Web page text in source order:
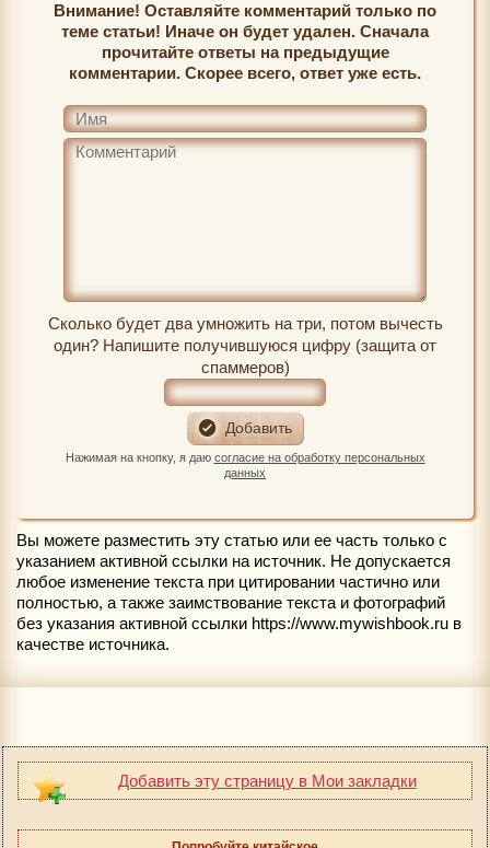
Внимание! Оставляйте комментарий только по
теме статьи! Иначе он будет удален. Сначала
прочитайте ответы на предыдущие
комментарии. Скорее всего, ответ уже есть.
Сколько будет два умножить на три, потом вычесть
один? Напишите получившуюся цифру (защита от
спаммеров)
Нажимая на кнопку, я даю согласие на обработку персональных
данных
Вы можете разместить эту статью или ее часть только с
указанием активной ссылки на источник. Не допускается
любое изменение текста при цитировании частично или
полностью, а также заимствование текста и фотографий
без указания активной ссылки https://www.mywishbook.ru в
качестве источника.
Добавить эту страницу в Мои закладки